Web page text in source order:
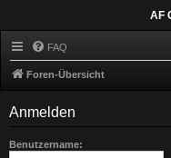
AF
FAQ
Foren-Übersicht
Anmelden
Benutzername: